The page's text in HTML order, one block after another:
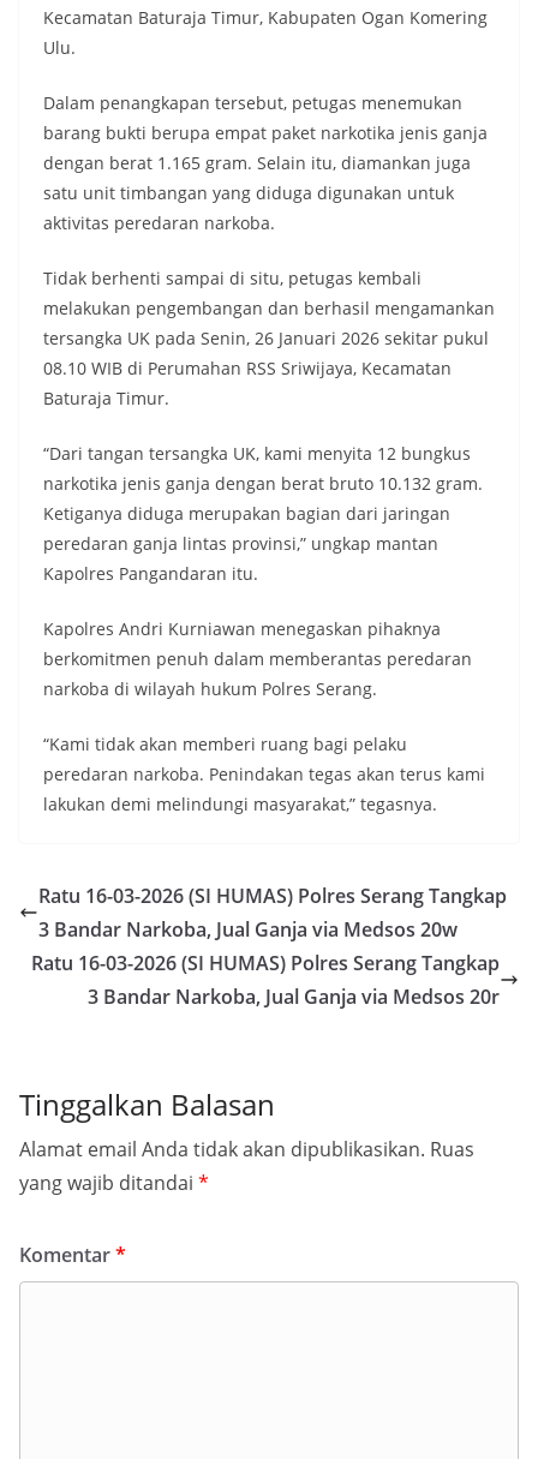
Kecamatan Baturaja Timur, Kabupaten Ogan Komering
Ulu.
Dalam penangkapan tersebut, petugas menemukan
barang bukti berupa empat paket narkotika jenis ganja
dengan berat 1.165 gram. Selain itu, diamankan juga
satu unit timbangan yang diduga digunakan untuk
aktivitas peredaran narkoba.
Tidak berhenti sampai di situ, petugas kembali
melakukan pengembangan dan berhasil mengamankan
tersangka UK pada Senin, 26 Januari 2026 sekitar pukul
08.10 WIB di Perumahan RSS Sriwijaya, Kecamatan
Baturaja Timur.
“Dari tangan tersangka UK, kami menyita 12 bungkus
narkotika jenis ganja dengan berat bruto 10.132 gram.
Ketiganya diduga merupakan bagian dari jaringan
peredaran ganja lintas provinsi,” ungkap mantan
Kapolres Pangandaran itu.
Kapolres Andri Kurniawan menegaskan pihaknya
berkomitmen penuh dalam memberantas peredaran
narkoba di wilayah hukum Polres Serang.
“Kami tidak akan memberi ruang bagi pelaku
peredaran narkoba. Penindakan tegas akan terus kami
lakukan demi melindungi masyarakat,” tegasnya.
Ratu 16-03-2026 (SI HUMAS) Polres Serang Tangkap
3 Bandar Narkoba, Jual Ganja via Medsos 20w
Ratu 16-03-2026 (SI HUMAS) Polres Serang Tangkap
3 Bandar Narkoba, Jual Ganja via Medsos 20r
Tinggalkan Balasan
Alamat email Anda tidak akan dipublikasikan. Ruas
yang wajib ditandai *
Komentar*